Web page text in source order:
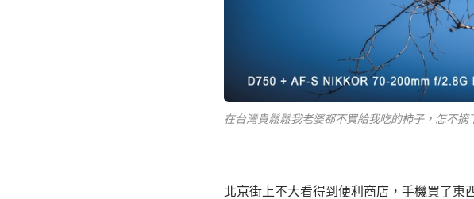
在台灣貴鬆鬆我老婆都不買給我吃的柿子，怎不
北京街上不大看得到便利商店，手機買了東